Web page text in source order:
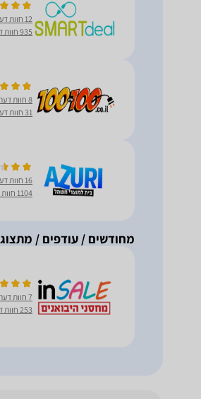
12 חוות דעת בשנה האחרונה
935 חוות דעת בסך הכל
8 חוות דעת בשנה האחרונה
31 חוות דעת בסך הכל
16 חוות דעת בשנה האחרונה
1104 חוות דעת בסך הכל
מחודשים / עודפים /
7 חוות דעת בשנה האחרונה
253 חוות דעת בסך הכל